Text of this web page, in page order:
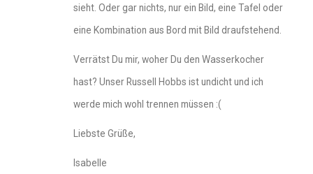
sieht. Oder gar nichts, nur ein Bild, eine Tafel oder
eine Kombination aus Bord mit Bild draufstehend.
Verrätst Du mir, woher Du den Wasserkocher
hast? Unser Russell Hobbs ist undicht und ich
werde mich wohl trennen müssen :(
Liebste Grüße,
Isabelle